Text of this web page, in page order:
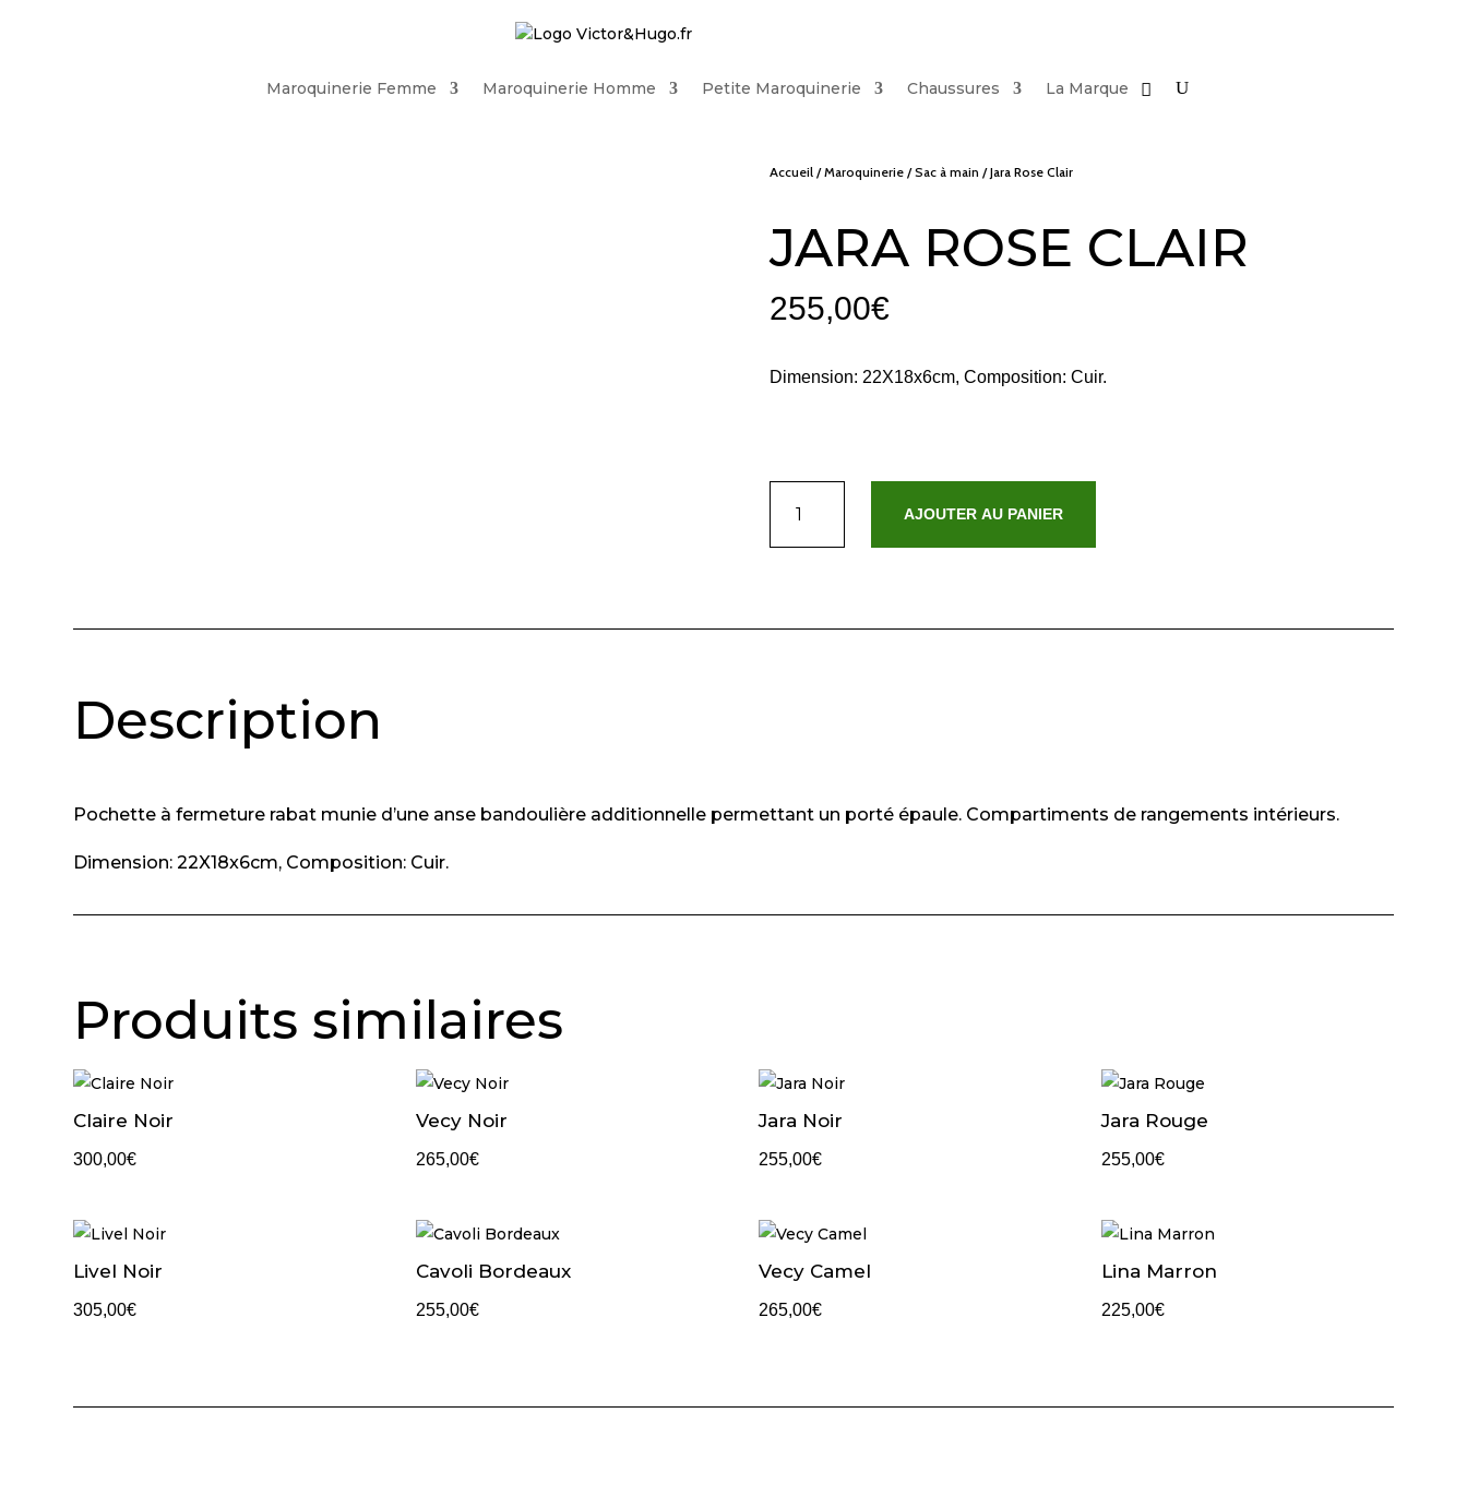
Maroquinerie Femme Maroquinerie Homme Petite Maroquinerie Chaussures La Marque
Accueil /Maroquinerie /Sac à main / Jara Rose Clair
JARA ROSE CLAIR
255,00€
Dimension: 22X18x6cm, Composition: Cuir.
Jara
AJOUTER AU PANIER
Description
Pochette à fermeture rabat munie d’une anse bandoulière additionnelle permettant un porté épaule. Compartiments de rangements intérieurs.
Dimension: 22X18x6cm, Composition: Cuir.
Produits similaires
Claire Noir
300,00€
Vecy Noir
265,00€
Jara Noir
255,00€
Jara Rouge
255,00€
Livel Noir
305,00€
Cavoli Bordeaux
255,00€
Vecy Camel
265,00€
Lina Marron
225,00€